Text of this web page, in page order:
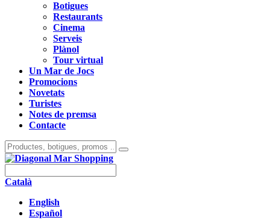
Botigues
Restaurants
Cinema
Serveis
Plànol
Tour virtual
Un Mar de Jocs
Promocions
Novetats
Turistes
Notes de premsa
Contacte
Català
English
Español